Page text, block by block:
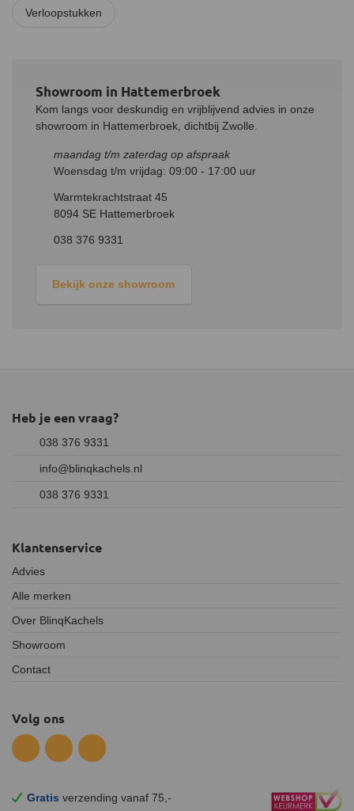
wat zorgt voor een betere trek en een efficiëntere rookgasafvoer.
verloopstuk. De grotere zijde met een binnendiameter van 140
mm past over de verjonging van de bestaande kachelpijp of het
rookkanaal.
Zorg ervoor dat alle verbindingen goed aansluiten en
Verloopstukken
Showroom in Hattemerbroek
Kom langs voor deskundig en vrijblijvend advies in onze
showroom in Hattemerbroek, dichtbij Zwolle.
maandag t/m zaterdag op afspraak
Woensdag t/m vrijdag: 09:00 - 17:00 uur
Warmtekrachtstraat 45
8094 SE Hattemerbroek
038 376 9331
Bekijk onze showroom
Gratis verzending vanaf 75,-
Heb je een vraag?
038 376 9331
info@blinqkachels.nl
038 376 9331
Klantenservice
Advies
Alle merken
Over BlinqKachels
Showroom
Contact
Volg ons